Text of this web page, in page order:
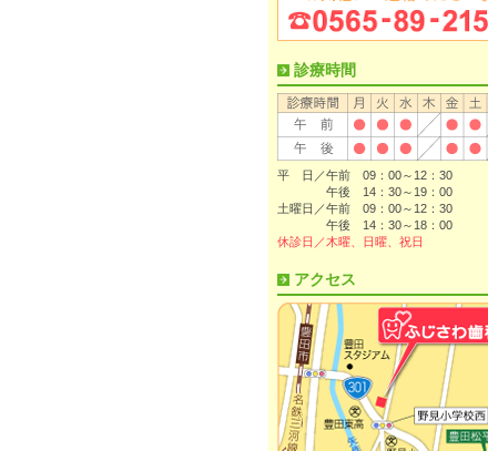
診療時間
平 日／午前 09：00～12：30
午後 14：30～19：00
土曜日／午前 09：00～12：30
午後 14：30～18：00
休診日／木曜、日曜、祝日
アクセス